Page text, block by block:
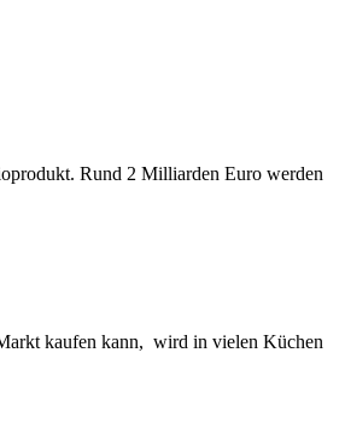
Rund 2 Milliarden Euro werden
kaufen kann, wird in vielen Küchen